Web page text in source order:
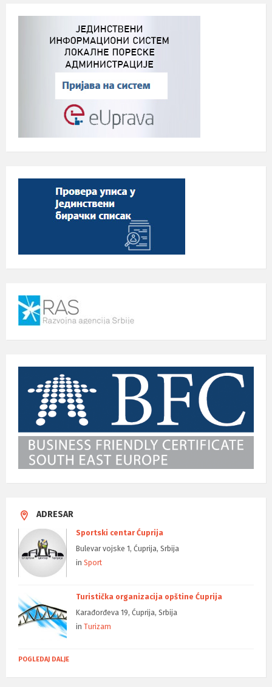
ADRESAR
Sportski centar Ćuprija
Bulevar vojske 1, Ćuprija, Srbija
in Sport
Turistička organizacija opštine Ćuprija
Karađorđeva 19, Ćuprija, Srbija
in Turizam
POGLEDAJ DALJE